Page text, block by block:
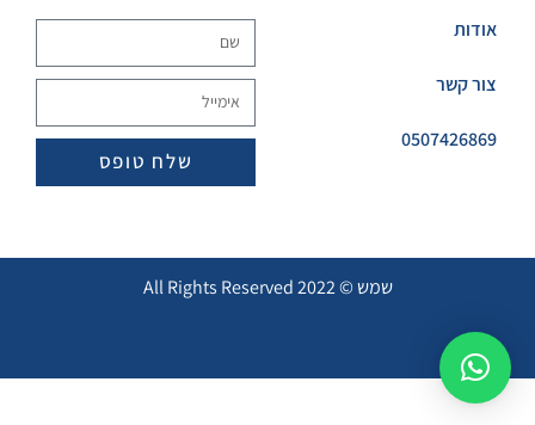
אודות
צור קשר
0507426869
שלח טופס
שמש © 2022 All Rights Reserved